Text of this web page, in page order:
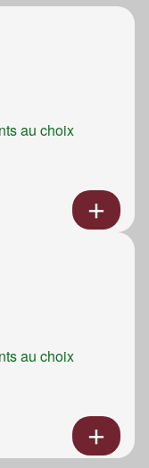
au choix
au choix